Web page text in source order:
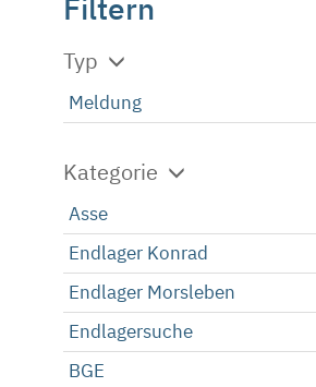
Filtern
Typ
Meldung
Kategorie
Asse
Endlager Konrad
Endlager Morsleben
Endlagersuche
BGE